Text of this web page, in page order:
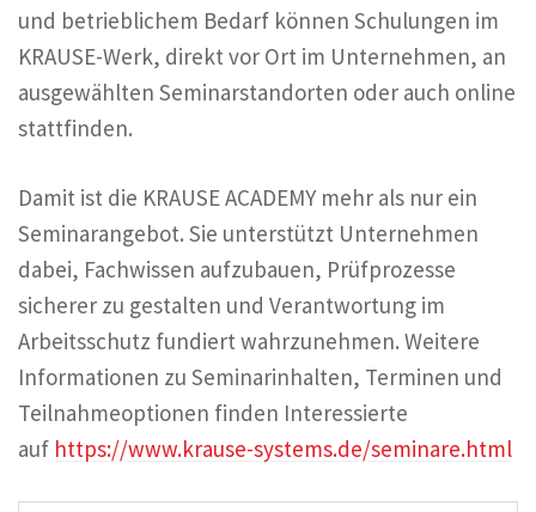
und betrieblichem Bedarf können Schulungen im
KRAUSE-Werk, direkt vor Ort im Unternehmen, an
ausgewählten Seminarstandorten oder auch online
stattfinden.
Damit ist die KRAUSE ACADEMY mehr als nur ein
Seminarangebot. Sie unterstützt Unternehmen
dabei, Fachwissen aufzubauen, Prüfprozesse
sicherer zu gestalten und Verantwortung im
Arbeitsschutz fundiert wahrzunehmen. Weitere
Informationen zu Seminarinhalten, Terminen und
Teilnahmeoptionen finden Interessierte
auf https://www.krause-systems.de/seminare.html